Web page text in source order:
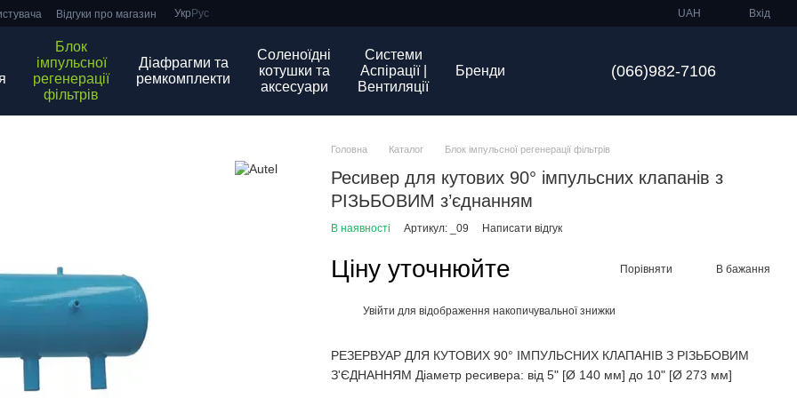
Відгуки про магазин Укр Рус UAH Вхід
Блок
імпульсної
регенерації
фільтрів
Діафрагми та
ремкомплекти
Соленоїдні
котушки та
аксесуари
Системи
Аспірації |
Вентиляції
Бренди (066)982-7106
Головна Каталог Блок імпульсної регенерації фільтрів
Ресивер для кутових 90° імпульсних клапанів з
РІЗЬБОВИМ з’єднанням
В наявності Артикул: _09 Написати відгук
Ціну уточнюйте Порівняти В бажання
Увійти для відображення накопичувальної знижки
РЕЗЕРВУАР ДЛЯ КУТОВИХ 90° ІМПУЛЬСНИХ КЛАПАНІВ З РІЗЬБОВИМ
З'ЄДНАННЯМ Діаметр ресивера: від 5" [Ø 140 мм] до 10" [Ø 273 мм]